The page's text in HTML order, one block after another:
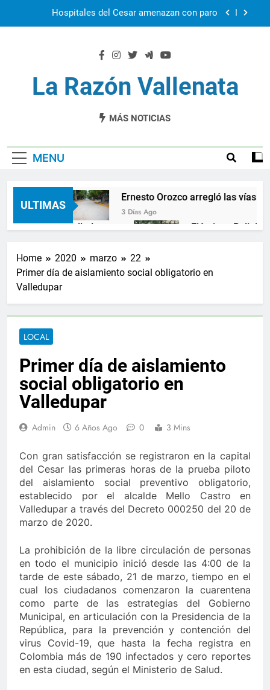
Cuál seguridad democática
Ernesto Orozco arregló las vías en Chiriquí
El Cesar en la feria Colombia Son las Regiones
La Razón Vallenata
MÁS NOTICIAS
MENU
ULTIMAS
Ernesto Orozco arregló las vías en
3 Días Ago
en Valledupar Ejército y Policía se
nuevos cupos de crédito
2 Años Ago
anuncia ampliar beneficios de las becas Fedescesar
para el combate de incendios en Colombia
Berosca y Jesús Vides
3 Años Ago
docente que abusó sexualmente de niña de 13 años
3 Días Ago
1 Año Ago
nuevos cupos de crédito La Patillalera,
2 Años Ago
anuncia ampliar beneficios de las becas Fedescesar
para el combate de incendios en Colombia
Berosca y Jesús Vides Con éxito se
3 Años Ago
docente que abusó sexualmente de niña de 13 años
Home 2020 marzo
22
Primer día de aislamiento social obligatorio en
Valledupar
LOCAL
Primer día de aislamiento
social obligatorio en
Valledupar
Admin 6 Años Ago 0 3 Mins
Con gran satisfacción se registraron en la capital
del Cesar las primeras horas de la prueba piloto
del aislamiento social preventivo obligatorio,
establecido por el alcalde Mello Castro en
Valledupar a través del Decreto 000250 del 20 de
marzo de 2020.
La prohibición de la libre circulación de personas
en todo el municipio inició desde las 4:00 de la
tarde de este sábado, 21 de marzo, tiempo en el
cual los ciudadanos comenzaron la cuarentena
como parte de las estrategias del Gobierno
Municipal, en articulación con la Presidencia de la
República, para la prevención y contención del
virus Covid-19, que hasta la fecha registra en
Colombia más de 190 infectados y cero reportes
en esta ciudad, según el Ministerio de Salud.